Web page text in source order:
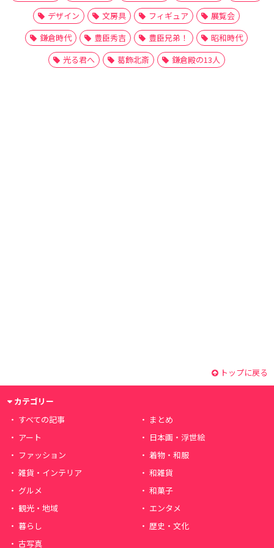
デザイン
文房具 フィギュア
展覧会
鎌倉時代
豊臣秀吉 豊臣兄弟！
昭和時代
光る君へ
葛飾北斎 鎌倉殿の13人
トップに戻る
カテゴリー
すべての記事
まとめ
アート
日本画・浮世絵
ファッション
着物・和服
雑貨・インテリア
和雑貨
グルメ
和菓子
観光・地域
エンタメ
暮らし
歴史・文化
古写真